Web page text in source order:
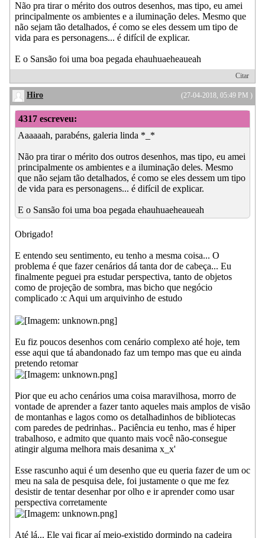
Não pra tirar o mérito dos outros desenhos, mas tipo, eu amei
principalmente os ambientes e a iluminação deles. Mesmo que
não sejam tão detalhados, é como se eles dessem um tipo de
vida para es personagens... é difícil de explicar.
E o Sansão foi uma boa pegada ehauhuaeheaueah
Citar
(27-04-2018, 05:49 PM )
Hiro
4317 escreveu:
Aaaaaah, parabéns, galeria linda *_*
Não pra tirar o mérito dos outros desenhos, mas tipo, eu amei
principalmente os ambientes e a iluminação deles. Mesmo
que não sejam tão detalhados, é como se eles dessem um tipo
de vida para es personagens... é difícil de explicar.
E o Sansão foi uma boa pegada ehauhuaeheaueah
Obrigado!
E entendo seu sentimento, eu tenho a mesma coisa... O
problema é que fazer cenários dá tanta dor de cabeça... Eu
finalmente peguei pra estudar perspectiva, tanto de objetos
como de projeção de sombra, mas bicho que negócio
complicado :c Aqui um arquivinho de estudo
Eu fiz poucos desenhos com cenário complexo até hoje, tem
esse aqui que tá abandonado faz um tempo mas que eu ainda
pretendo retomar
Pior que eu acho cenários uma coisa maravilhosa, morro de
vontade de aprender a fazer tanto aqueles mais amplos de visão
de montanhas e lagos como os detalhadinhos de bibliotecas
com paredes de pedrinhas.. Paciência eu tenho, mas é hiper
trabalhoso, e admito que quanto mais você não-consegue
atingir alguma melhora mais desanima x_x'
Esse rascunho aqui é um desenho que eu queria fazer de um oc
meu na sala de pesquisa dele, foi justamente o que me fez
desistir de tentar desenhar por olho e ir aprender como usar
perspectiva corretamente
Até lá... Ele vai ficar aí meio-existido dormindo na cadeira